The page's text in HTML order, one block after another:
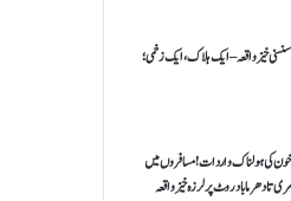
خیز واقعہ – ایک ہلاک، ایک زخمی؛
خون کی ہولناک واردات! مسافروں میں
دھرما باد روٹ پر لرزہ خیز واقعہ